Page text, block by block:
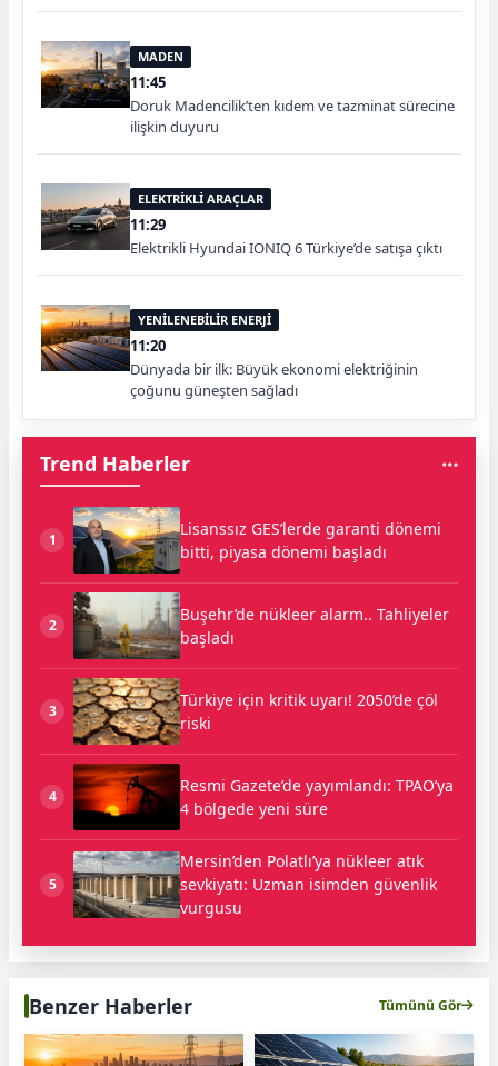
MADEN
11:45
Doruk Madencilik’ten kıdem ve tazminat sürecine
ilişkin duyuru
ELEKTRİKLİ ARAÇLAR
11:29
Elektrikli Hyundai IONIQ 6 Türkiye’de satışa çıktı
YENİLENEBİLİR ENERJİ
11:20
Dünyada bir ilk: Büyük ekonomi elektriğinin
çoğunu güneşten sağladı
Trend Haberler
1
Lisanssız GES’lerde garanti dönemi
bitti, piyasa dönemi başladı
2
Buşehr’de nükleer alarm.. Tahliyeler
başladı
3
Türkiye için kritik uyarı! 2050’de çöl
riski
4
Resmi Gazete’de yayımlandı: TPAO’ya
4 bölgede yeni süre
5
Mersin’den Polatlı’ya nükleer atık
sevkiyatı: Uzman isimden güvenlik
vurgusu
Benzer Haberler Tümünü Gör